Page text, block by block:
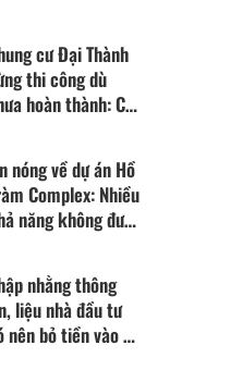
cư Đại Thành
thi công dù
hoàn thành: Cư
sau hơn 10 năm chờ
nóng về dự án Hồ
Complex: Nhiều
năng không được
sang căn hộ
nhằng thông
liệu nhà đầu tư
nên bỏ tiền vào dự